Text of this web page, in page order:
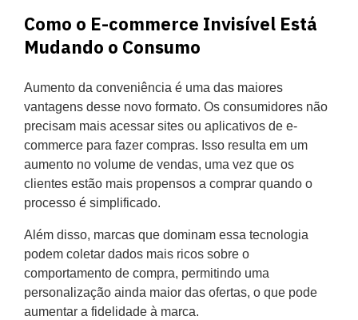
Como o E-commerce Invisível Está
Mudando o Consumo
Aumento da conveniência é uma das maiores
vantagens desse novo formato. Os consumidores não
precisam mais acessar sites ou aplicativos de e-
commerce para fazer compras. Isso resulta em um
aumento no volume de vendas, uma vez que os
clientes estão mais propensos a comprar quando o
processo é simplificado.
Além disso, marcas que dominam essa tecnologia
podem coletar dados mais ricos sobre o
comportamento de compra, permitindo uma
personalização ainda maior das ofertas, o que pode
aumentar a fidelidade à marca.